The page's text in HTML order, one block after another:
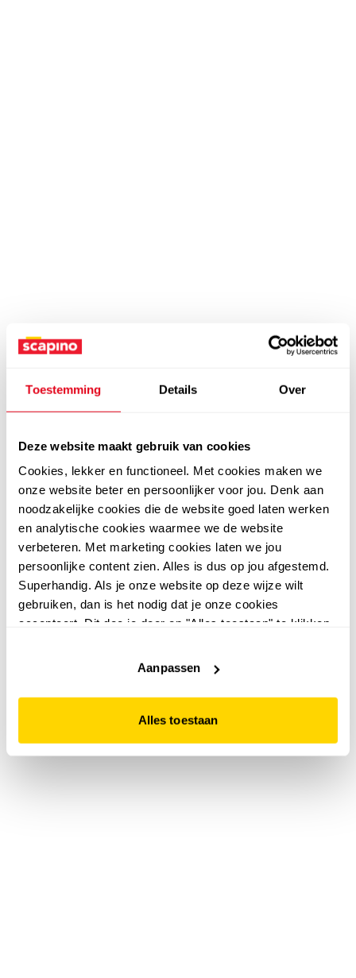
Toestemming Details Over
Deze website maakt gebruik van cookies
Cookies, lekker en functioneel. Met cookies maken we
onze website beter en persoonlijker voor jou. Denk aan
noodzakelijke cookies die de website goed laten werken
en analytische cookies waarmee we de website
verbeteren. Met marketing cookies laten we jou
persoonlijke content zien. Alles is dus op jou afgestemd.
Superhandig. Als je onze website op deze wijze wilt
gebruiken, dan is het nodig dat je onze cookies
accepteert. Dit doe je door op "Alles toestaan" te klikken.
website niet optimaal functioneert.
Aanpassen
Alles toestaan